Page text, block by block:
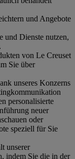
und Angebote
und Dienste nutzen,
von Le Creuset
Sie über
unseres Konzerns
personalisierte
neuer
oder
speziell für Sie
unserer
indem Sie die in der